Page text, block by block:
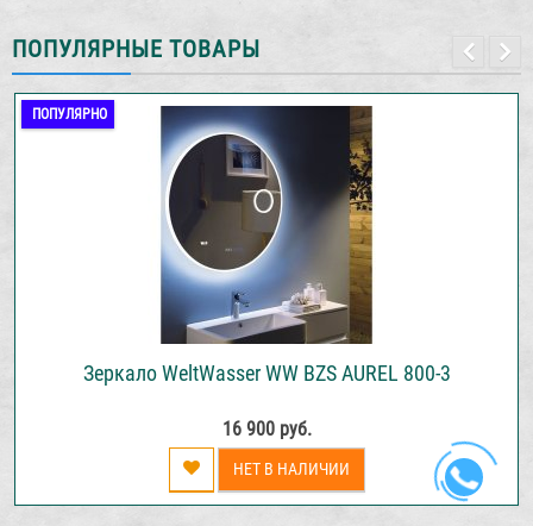
ПОПУЛЯРНЫЕ ТОВАРЫ
ПОПУЛЯРНО
Зеркало WeltWasser WW BZS AUREL 800-3
16 900 руб.
НЕТ В НАЛИЧИИ